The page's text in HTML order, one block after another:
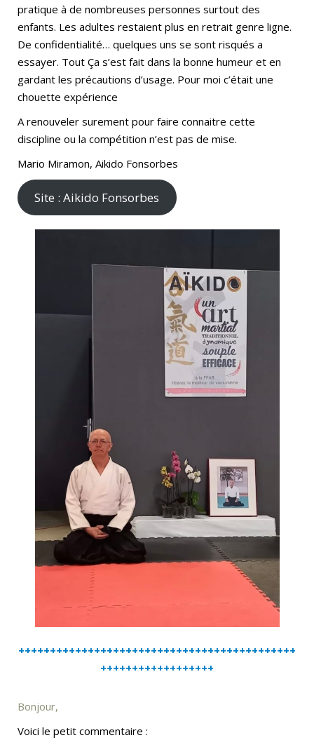
pratique à de nombreuses personnes surtout des
enfants. Les adultes restaient plus en retrait genre ligne.
De confidentialité… quelques uns se sont risqués a
essayer. Tout Ça s’est fait dans la bonne humeur et en
gardant les précautions d’usage. Pour moi c’était une
chouette expérience
A renouveler surement pour faire connaitre cette
discipline ou la compétition n’est pas de mise.
Mario Miramon, Aikido Fonsorbes
Site : Aikido Fonsorbes
++++++++++++++++++++++++++++++++++++++++++++
++++++++++++++++++
Bonjour,
Voici le petit commentaire :